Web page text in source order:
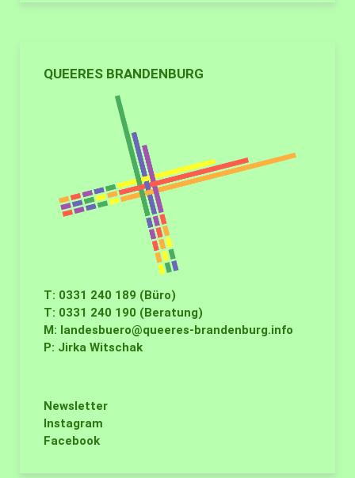
QUEERES BRANDENBURG
T: 0331 240 189 (Büro)
T: 0331 240 190 (Beratung)
M: landesbuero@queeres-brandenburg.info
P: Jirka Witschak
Newsletter
Instagram
Facebook